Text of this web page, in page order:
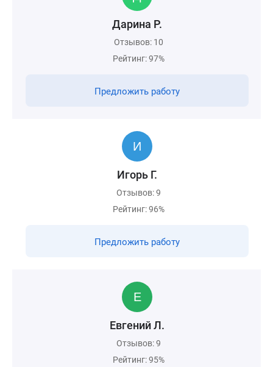
Дарина Р.
Отзывов: 10
Рейтинг: 97%
Предложить работу
Игорь Г.
Отзывов: 9
Рейтинг: 96%
Предложить работу
Евгений Л.
Отзывов: 9
Рейтинг: 95%